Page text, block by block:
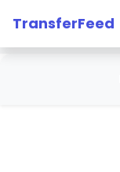
TransferFeed